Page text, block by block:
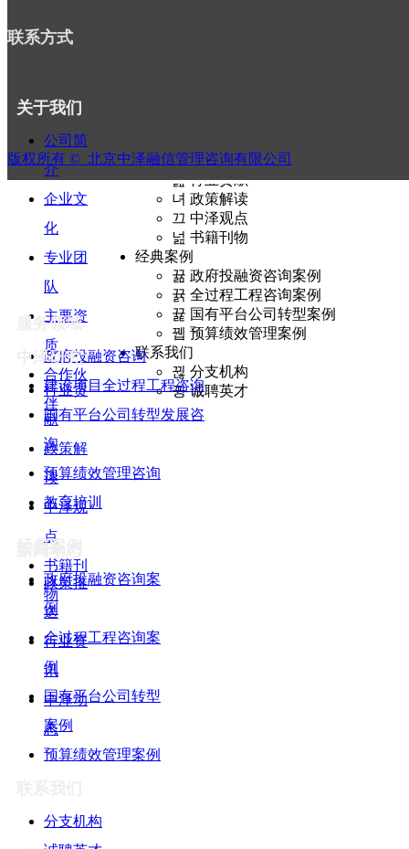
中泽研究
뀶行业贡献
녀 政策解读
끄 中泽观点
넖 书籍刊物
经典案例
뀲 政府投融资咨询案例
뀱 全过程工程咨询案例
뀵 国有平台公司转型案例
뀁 预算绩效管理案例
联系我们
뀒 分支机构
뀡诚聘英才
联系方式
关于我们
公司简
介
企业文
化
专业团
队
主要资
质
合作伙
伴
服务领域
政府投融资咨询
建设项目全过程工程咨询
国有平台公司转型发展咨
询
预算绩效管理咨询
教育培训
政策推
送
行业资
讯
中泽动
态
中泽研究
行业贡
献
政策解
读
中泽观
点
书籍刊
物
经典案例
政府投融资咨询案
例
全过程工程咨询案
例
国有平台公司转型
案例
预算绩效管理案例
分支机构
版权所有 © 北京中泽融信管理咨询有限公司